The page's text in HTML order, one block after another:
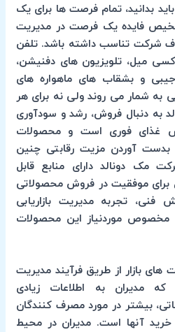
بدانید، تمام فرصت ها برای یک
فایده یک فرصت در مدیریت
شرکت تناسب داشته باشد. تلفن
میل، تلویزیون های دفنیشن،
و بشقاب های ماهواره های
به شمار می روند ولی نه برای هر
به دنبال فروش، رشد و سودآوری
غذای فوری است و محصولات
بدست آوردن مزیت رقابتی چنین
مک دونالد دارای منابع قابل
برای موفقیت در فروش محصولاتی
فنی، تجربه مدیریت بازاریابی
مخصوص موردنیاز این محصولات
بازار از طریق فرآیند مدیریت
که مدیران به اطلاعات زیادی
بیشتر در مورد مصرف کنندگان
آنها است. مدیران در محیط